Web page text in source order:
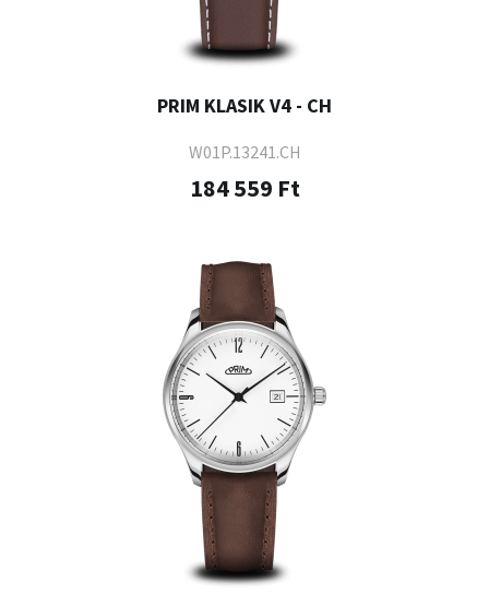
PRIM KLASIK V4 - CH
W01P.13241.CH
184 559 Ft